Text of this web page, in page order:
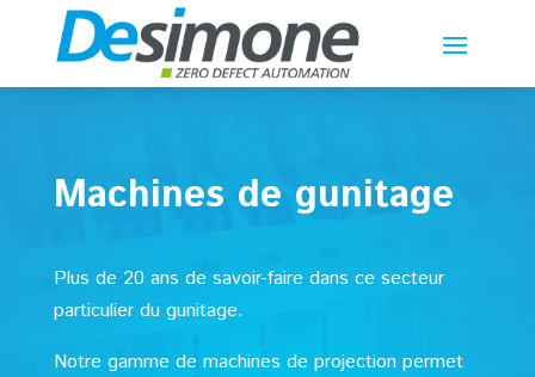
Machines de gunitage
Plus de 20 ans de savoir-faire dans ce secteur
particulier du gunitage.
Notre gamme de machines de projection permet